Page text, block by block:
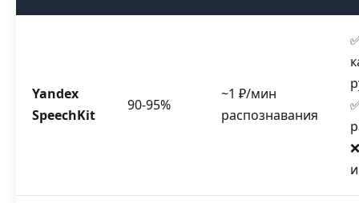
Yandex
SpeechKit
90-95%
~1 ₽/мин
распознавания